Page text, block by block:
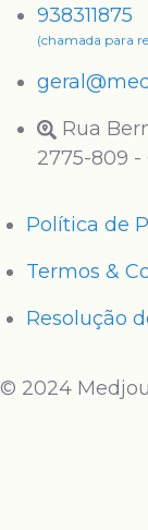
938311875
(chamada para
Rua
2775-809 -
Política de
Termos &
Resolução
© 2024